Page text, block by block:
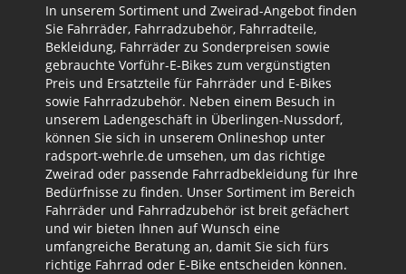
In unserem Sortiment und Zweirad-Angebot finden
Sie Fahrräder, Fahrradzubehör, Fahrradteile,
Bekleidung, Fahrräder zu Sonderpreisen sowie
gebrauchte Vorführ-E-Bikes zum vergünstigten
Preis und Ersatzteile für Fahrräder und E-Bikes
sowie Fahrradzubehör. Neben einem Besuch in
unserem Ladengeschäft in Überlingen-Nussdorf,
können Sie sich in unserem Onlineshop unter
radsport-wehrle.de umsehen, um das richtige
Zweirad oder passende Fahrradbekleidung für Ihre
Bedürfnisse zu finden. Unser Sortiment im Bereich
Fahrräder und Fahrradzubehör ist breit gefächert
und wir bieten Ihnen auf Wunsch eine
umfangreiche Beratung an, damit Sie sich fürs
richtige Fahrrad oder E-Bike entscheiden können.